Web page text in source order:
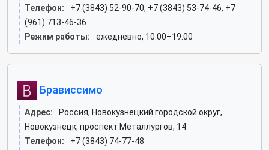
Телефон:
+7 (3843) 52-90-70, +7 (3843) 53-74-46, +7
(961) 713-46-36
Режим работы:
ежедневно, 10:00–19:00
Брависсимо
Адрес:
Россия, Новокузнецкий городской округ,
Новокузнецк, проспект Металлургов, 14
Телефон:
+7 (3843) 74-77-48